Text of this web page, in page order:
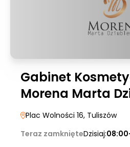
Gabinet
Morena Marta
Plac Wolności 16, Tuliszów
Teraz zamknięteDzisiaj: